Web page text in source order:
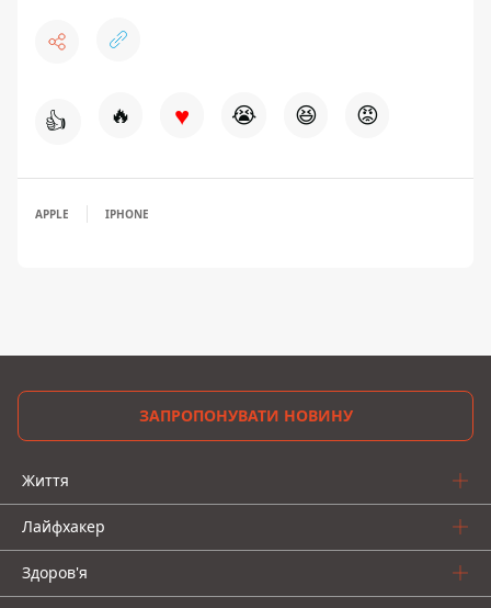
👍 🔥 ♥ 😭 😆 😡
APPLE IPHONE
ЗАПРОПОНУВАТИ НОВИНУ
Життя
Лайфхакер
Здоров'я